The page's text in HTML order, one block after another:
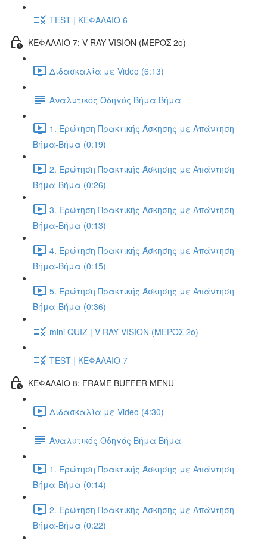
TEST | ΚΕΦΑΛΑΙΟ 6
ΚΕΦΑΛΑΙΟ 7: V-RAY VISION (ΜΕΡΟΣ 2ο)
Διδασκαλία με Video (6:13)
Αναλυτικός Οδηγός Βήμα Βήμα
1. Ερώτηση Πρακτικής Άσκησης με Απάντηση
Βήμα-Βήμα (0:19)
2. Ερώτηση Πρακτικής Άσκησης με Απάντηση
Βήμα-Βήμα (0:26)
3. Ερώτηση Πρακτικής Άσκησης με Απάντηση
Βήμα-Βήμα (0:13)
4. Ερώτηση Πρακτικής Άσκησης με Απάντηση
Βήμα-Βήμα (0:15)
5. Ερώτηση Πρακτικής Άσκησης με Απάντηση
Βήμα-Βήμα (0:36)
mini QUIZ | V-RAY VISION (ΜΕΡΟΣ 2ο)
TEST | ΚΕΦΑΛΑΙΟ 7
ΚΕΦΑΛΑΙΟ 8: FRAME BUFFER MENU
Διδασκαλία με Video (4:30)
Αναλυτικός Οδηγός Βήμα Βήμα
1. Ερώτηση Πρακτικής Άσκησης με Απάντηση
Βήμα-Βήμα (0:14)
2. Ερώτηση Πρακτικής Άσκησης με Απάντηση
Βήμα-Βήμα (0:22)